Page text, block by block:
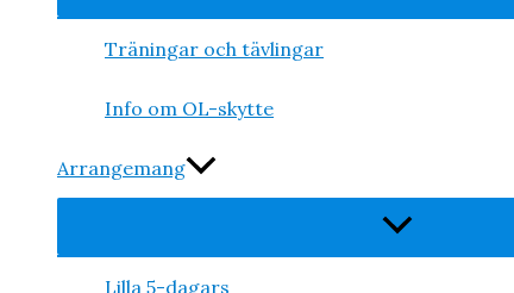
meny
Träningar och tävlingar
Info om OL-skytte
Arrangemang
Slå
meny
Lilla 5-dagars